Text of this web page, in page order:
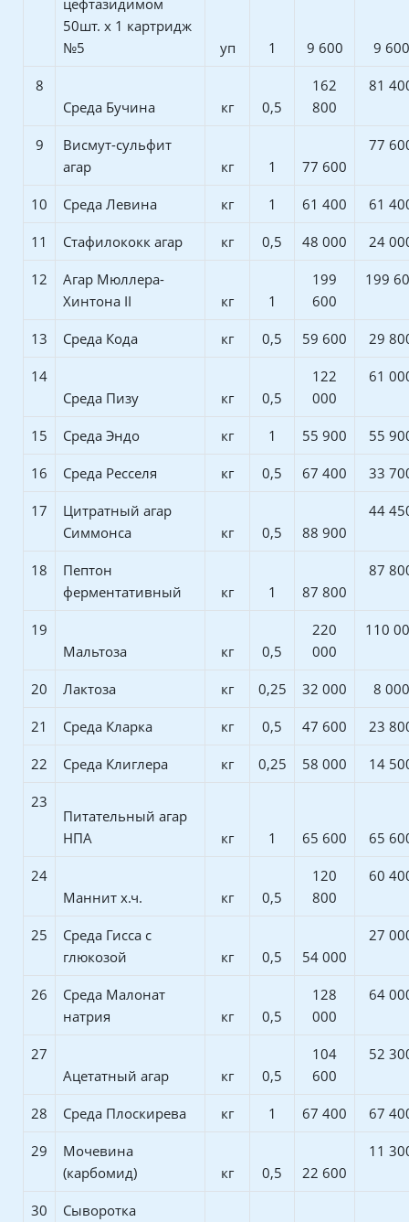
цефтазидимом
50шт. х 1 картридж
№5
уп 1 9 600 9 600
8
Среда Бучина
кг 0,5
162
800
81
9
Висмут-сульфит
агар
кг 1 77 600
77
10 Среда Левина кг 1 61 400 61
11 Стафилококк агар кг 0,5 48 000 24
12
Агар Мюллера-
Хинтона II
кг 1
199
600
199
13 Среда Кода кг 0,5 59 600 29
14
Среда Пизу
кг 0,5
122
000
61
15 Среда Эндо кг 1 55 900 55
16 Среда Ресселя кг 0,5 67 400 33
17
Цитратный агар
Симмонса
кг 0,5 88 900
44
18
Пептон
ферментативный
кг 1 87 800
87
19
Мальтоза
кг 0,5
220
000
110
20 Лактоза кг 0,25 32 000 8 000
21 Среда Кларка кг 0,5 47 600 23
22 Среда Клиглера кг 0,25 58 000 14
23
Питательный агар
НПА
кг 1 65 600 65
24
Маннит х.ч.
кг 0,5
120
800
60
25
Среда Гисса с
глюкозой
кг 0,5 54 000
27
26
Среда Малонат
натрия
кг 0,5
128
000
64
27
Ацетатный агар
кг 0,5
104
600
52
28 Среда Плоскирева кг 1 67 400 67
29
Мочевина
(карбомид)
кг 0,5 22 600
11
30
Сыворотка